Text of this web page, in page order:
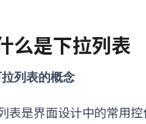
么是下拉列表
拉列表的概念
表是界面设计中的常用